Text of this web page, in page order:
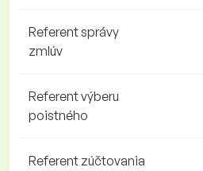
Referent správy
zmlúv
Referent výberu
poistného
Referent zúčtovania